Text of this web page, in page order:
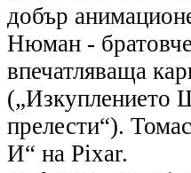
добър
Нюман -
впечатляваща
(„Изкуплението
прелести“).
И“ на Pixar.